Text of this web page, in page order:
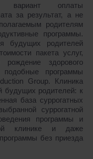
вариант оплаты
за результат, а не
родителям
программы.
будущих родителей
пакета услуг,
рождение здорового
программы
Group. Клиника
будущих родителей: к
база суррогатных
суррогатной
программы и
клинике и даже
без приезда